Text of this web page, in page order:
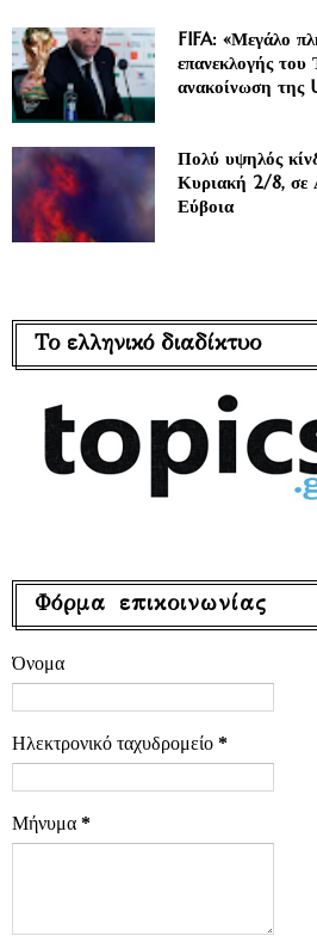
FIFA: «Μεγάλο
επανεκλογής του
ανακοίνωση της
Πολύ υψηλός
Κυριακή 2/8, σε
Εύβοια
Το ελληνικό διαδίκτυο
Φόρμα επικοινωνίας
Όνομα
Ηλεκτρονικό ταχυδρομείο *
Μήνυμα *